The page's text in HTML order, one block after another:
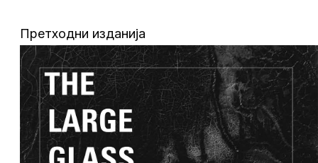
Претходни изданија